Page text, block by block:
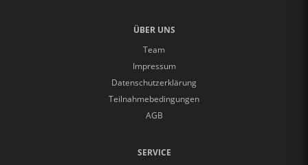
ÜBER UNS
Team
Impressum
Datenschutzerklärung
Teilnahmebedingungen
AGB
SERVICE